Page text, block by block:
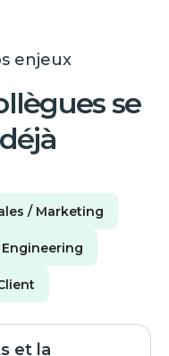
enjeux
se
/ Marketing
Engineering
et la